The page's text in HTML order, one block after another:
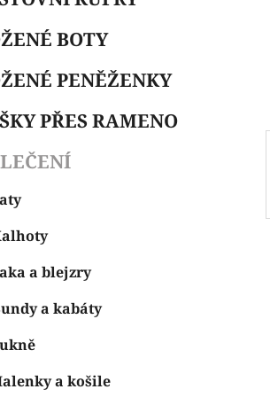
BOTY
PENĚŽENKY
PŘES RAMENO
a blejzry
a kabáty
a košile